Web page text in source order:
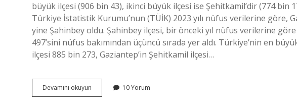
büyük ilçesi (906 bin 43), ikinci büyük ilçesi ise Şehitkamil’dir (774 bin
Türkiye İstatistik Kurumu’nun (TÜİK) 2023 yılı nüfus verilerine göre,
yine Şahinbey oldu. Şahinbey ilçesi, bir önceki yıl nüfus verilerine
497’sini nüfus bakımından üçüncü sırada yer aldı. Türkiye’nin en
ilçesi 885 bin 273, Gaziantep’in Şehitkamil ilçesi…
Devamını okuyun Şehitkamil
Türkiyenin
10 Yorum